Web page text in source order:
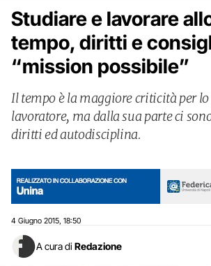
Studiare e lavorare
tempo, diritti e
“mission possibile”
Il tempo è la maggiore criticità per
lavoratore, ma dalla sua parte ci
diritti ed autodisciplina.
4 Giugno 2015 18:50
A cura di Redazione